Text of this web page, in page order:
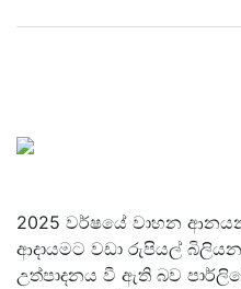
2025 වර්ෂයේ වාහන
ආදායමට වඩා රුපියල්
උත්පාදනය වී ඇති බව